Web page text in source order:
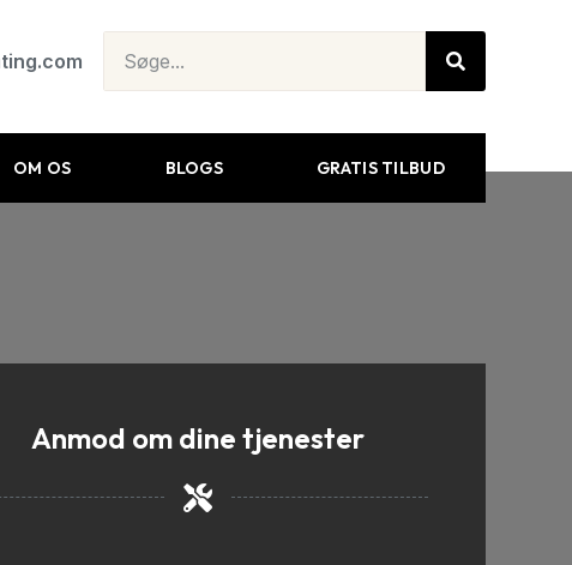
OM OS BLOGS GRATIS TILBUD
Anmod om dine tjenester